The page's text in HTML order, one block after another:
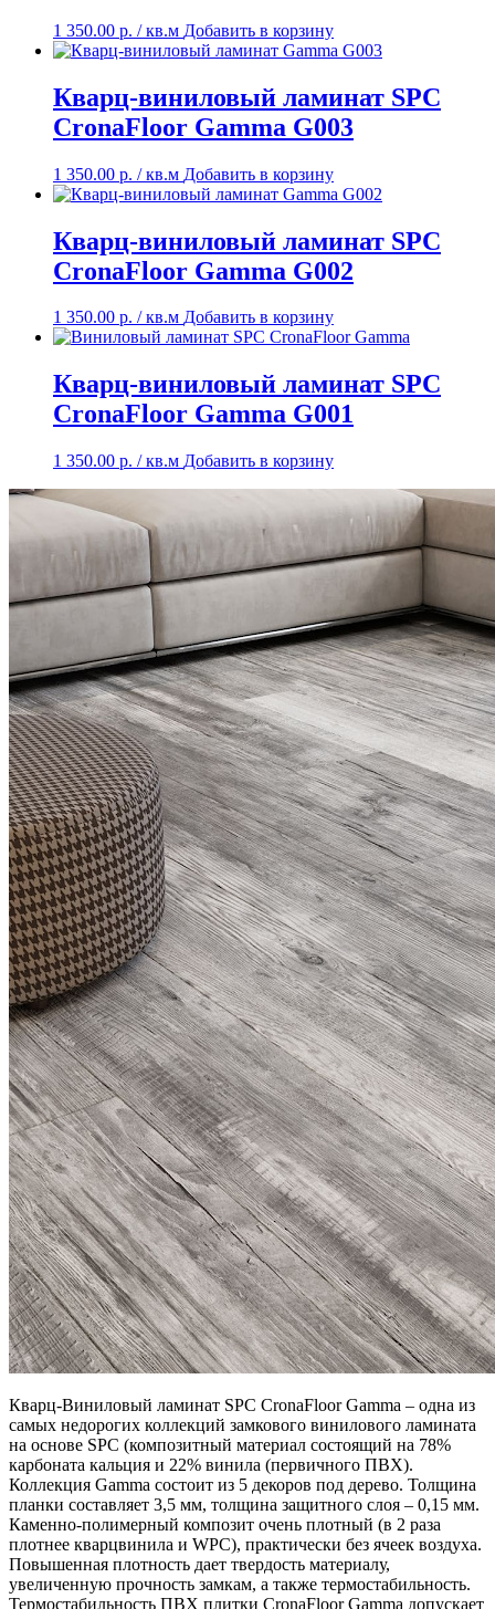
1 350.00 р. / кв.м Добавить в корзину
Кварц-виниловый ламинат SPC
CronaFloor Gamma G003
1 350.00 р. / кв.м Добавить в корзину
Кварц-виниловый ламинат SPC
CronaFloor Gamma G002
1 350.00 р. / кв.м Добавить в корзину
Кварц-виниловый ламинат SPC
CronaFloor Gamma G001
1 350.00 р. / кв.м Добавить в корзину
Кварц-Виниловый ламинат SPC CronaFloor Gamma – одна из
самых недорогих коллекций замкового винилового ламината
на основе SPC (композитный материал состоящий на 78%
карбоната кальция и 22% винила (первичного ПВХ).
Коллекция Gamma состоит из 5 декоров под дерево. Толщина
планки составляет 3,5 мм, толщина защитного слоя – 0,15 мм.
Каменно-полимерный композит очень плотный (в 2 раза
плотнее кварцвинила и WPC), практически без ячеек воздуха.
Повышенная плотность дает твердость материалу,
увеличенную прочность замкам, а также термостабильность.
Термостабильность ПВХ плитки CronaFloor Gamma допускает